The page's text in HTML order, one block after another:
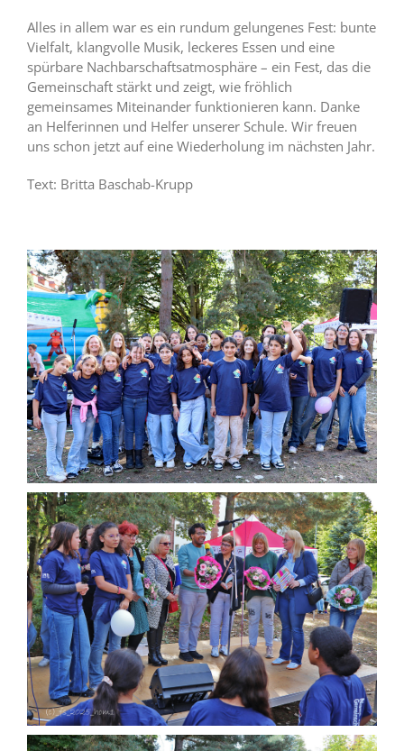
Alles in allem war es ein rundum gelungenes Fest: bunte
Vielfalt, klangvolle Musik, leckeres Essen und eine
spürbare Nachbarschaftsatmosphäre – ein Fest, das die
Gemeinschaft stärkt und zeigt, wie fröhlich
gemeinsames Miteinander funktionieren kann. Danke
an Helferinnen und Helfer unserer Schule. Wir freuen
uns schon jetzt auf eine Wiederholung im nächsten Jahr.
Text: Britta Baschab-Krupp